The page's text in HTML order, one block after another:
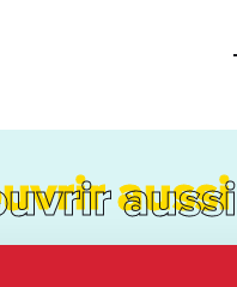
aussi
aussi